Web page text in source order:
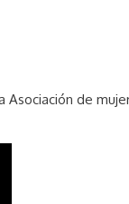
de